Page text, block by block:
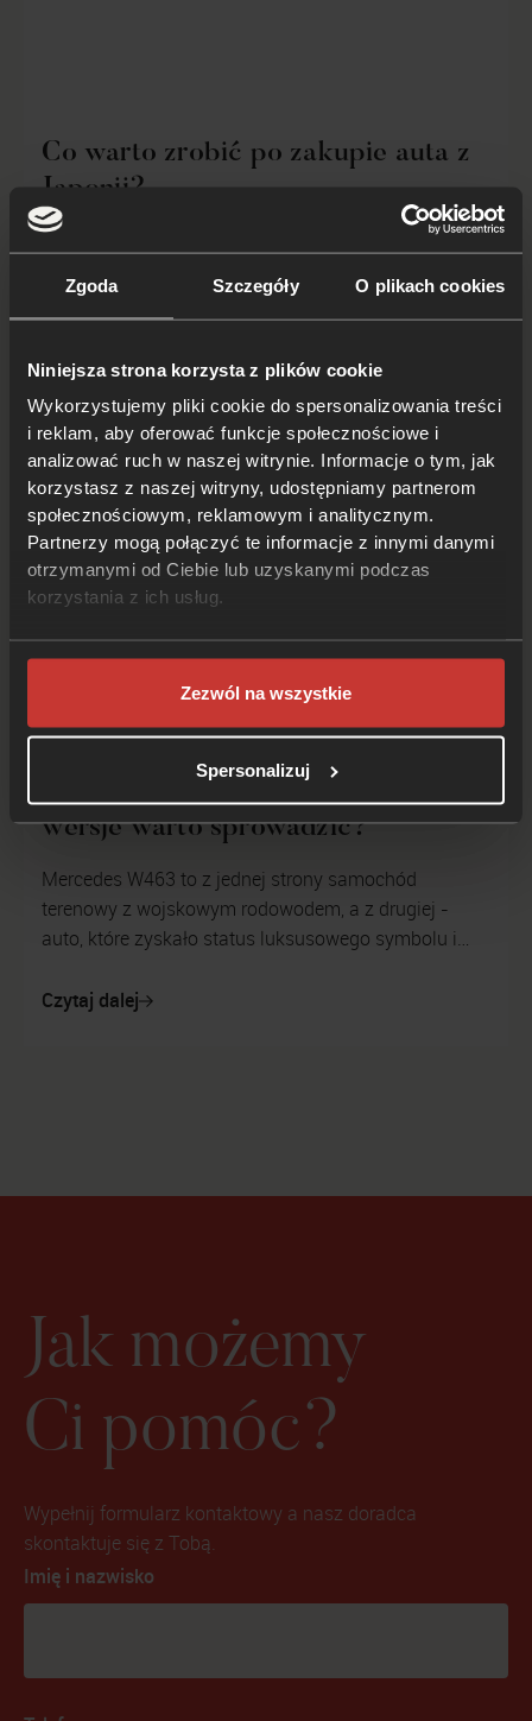
Zgoda Szczegóły O plikach cookies
Niniejsza strona korzysta z plików cookie
Wykorzystujemy pliki cookie do spersonalizowania treści
i reklam, aby oferować funkcje społecznościowe i
analizować ruch w naszej witrynie. Informacje o tym, jak
korzystasz z naszej witryny, udostępniamy partnerom
społecznościowym, reklamowym i analitycznym.
Partnerzy mogą połączyć te informacje z innymi danymi
otrzymanymi od Ciebie lub uzyskanymi podczas
korzystania z ich usług.
Zezwól na wszystkie
Spersonalizuj
Co warto zrobić po zakupie auta z
Japonii?
spełnienie marzeń wielu kierowców. Sam proces
może być naprawdę skomplikowany! Pojawia się
Czytaj dalej
wersje warto sprowadzić?
Mercedes W463 to z jednej strony samochód
terenowy z wojskowym rodowodem, a z drugiej -
auto, które zyskało status luksusowego symbolu i
Czytaj dalej
Jak możemy
Ci pomóc?
Wypełnij formularz kontaktowy a nasz doradca
skontaktuje się z Tobą.
Imię i nazwisko